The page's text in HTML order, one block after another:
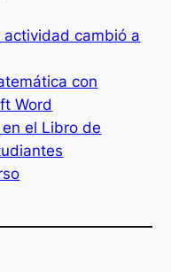
cambió a
con
Word
el Libro de